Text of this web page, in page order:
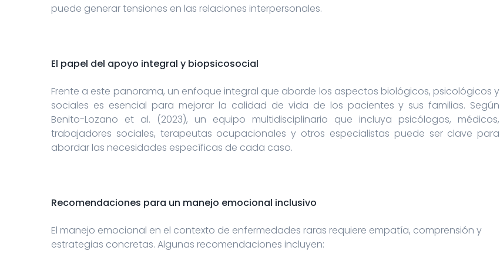
puede generar tensiones en las relaciones interpersonales.
El papel del apoyo integral y biopsicosocial
Frente a este panorama, un enfoque integral que aborde los aspectos biológicos, psicológicos y
sociales es esencial para mejorar la calidad de vida de los pacientes y sus familias. Según
Benito-Lozano et al. (2023), un equipo multidisciplinario que incluya psicólogos, médicos,
trabajadores sociales, terapeutas ocupacionales y otros especialistas puede ser clave para
abordar las necesidades específicas de cada caso.
Recomendaciones para un manejo emocional inclusivo
El manejo emocional en el contexto de enfermedades raras requiere empatía, comprensión y
estrategias concretas. Algunas recomendaciones incluyen: